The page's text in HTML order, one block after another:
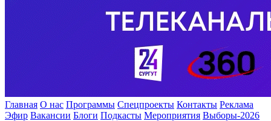
Главная О нас Программы Спецпроекты Контакты Реклама
Эфир Вакансии Блоги Подкасты Мероприятия Выборы-2026